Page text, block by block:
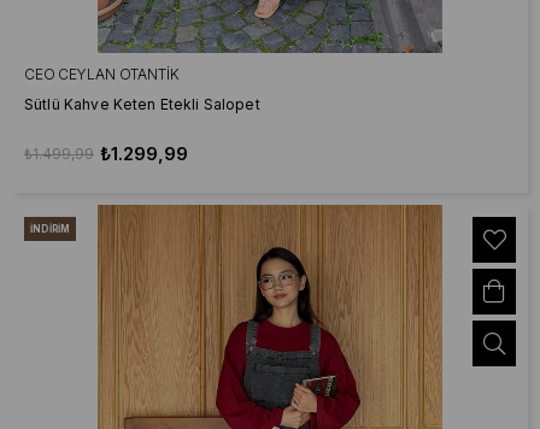
CEO CEYLAN OTANTIK
Sütlü Kahve Keten Etekli Salopet
₺1.299,99
₺1.499,99
İNDIRIM